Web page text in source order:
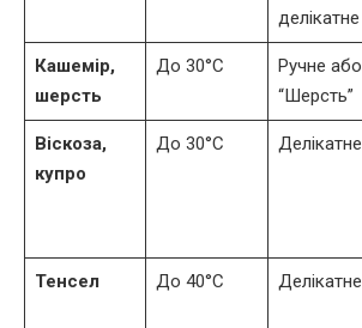
делікатне
Кашемір,
шерсть
До 30°C
Ручне або
“Шерсть”
Віскоза,
купро
До 30°C Делікатне
Тенсел До 40°C Делікатне